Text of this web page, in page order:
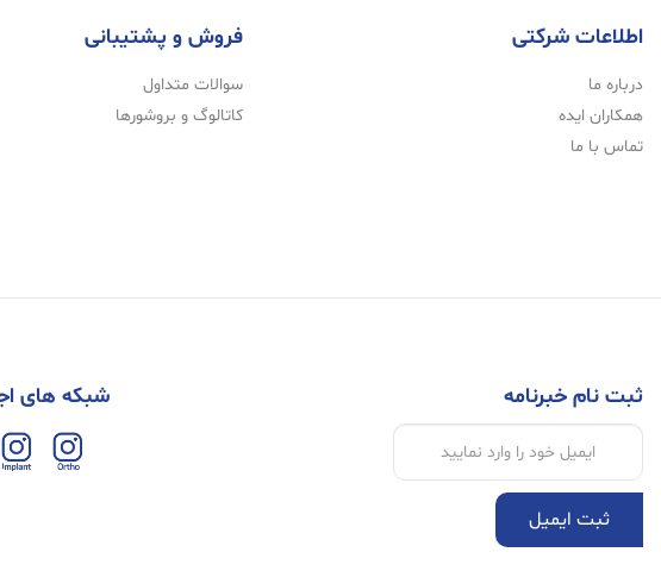
اطلاعات شرکتی
درباره ما
همکاران ایده
تماس با ما
فروش و پشتیبانی
سوالات متداول
کاتالوگ و بروشورها
ثبت نام خبرنامه
ثبت ایمیل
شبکه های